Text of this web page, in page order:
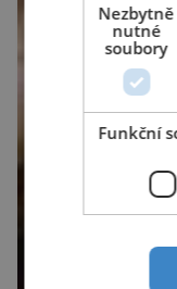
Nezbytně
nutné
soubory
Funkční